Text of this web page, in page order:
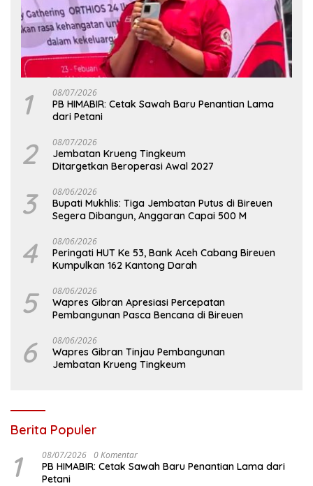
1 08/07/2026
PB HIMABIR: Cetak Sawah Baru Penantian Lama
dari Petani
2 08/07/2026
Jembatan Krueng Tingkeum
Ditargetkan Beroperasi Awal 2027
3 08/06/2026
Bupati Mukhlis: Tiga Jembatan Putus di Bireuen
Segera Dibangun, Anggaran Capai 500 M
4 08/06/2026
Peringati HUT Ke 53, Bank Aceh Cabang Bireuen
Kumpulkan 162 Kantong Darah
5 08/06/2026
Wapres Gibran Apresiasi Percepatan
Pembangunan Pasca Bencana di Bireuen
6 08/06/2026
Wapres Gibran Tinjau Pembangunan
Jembatan Krueng Tingkeum
Berita Populer
1 08/07/2026 0 Komentar
PB HIMABIR: Cetak Sawah Baru Penantian Lama dari
Petani